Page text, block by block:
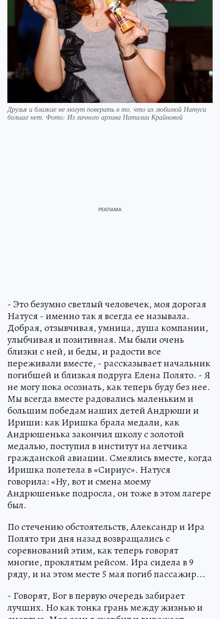
Друзья и близкие не могут поверить в то, что их любимой Натуси
больше нет. Фото: Из личного архива Наталии Крайновой
- Это безумно светлый человечек, моя дорогая
Натуся - именно так я всегда ее называла.
Добрая, отзывчивая, умница, душа компании,
улыбчивая и позитивная. Мы были очень
близки с ней, и беды, и радости все
переживали вместе, - рассказывает начальник
погибшей и близкая подруга Елена Полято. - Я
не могу пока осознать, как теперь буду без нее.
Мы всегда вместе радовались маленьким и
большим победам наших детей Андрюши и
Ириши: как Иришка брала медали, как
Андрюшенька закончил школу с золотой
медалью, поступил в институт на летчика
гражданской авиации. Смеялись вместе, когда
Иришка полетела в «Сириус». Натуся
говорила: «Ну, вот и смена моему
Андрюшеньке подросла, он тоже в этом лагере
был.
По стечению обстоятельств, Александр и Ира
Полято три дня назад возвращались с
соревнований этим, как теперь говорят
многие, проклятым рейсом. Ира сидела в 9
ряду, и на этом месте 5 мая погиб пассажир...
- Говорят, Бог в первую очередь забирает
лучших. Но как тонка грань между жизнью и